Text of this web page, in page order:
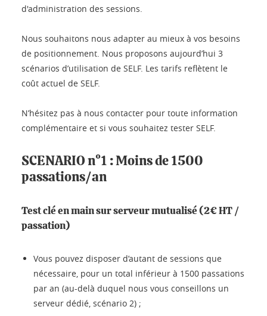
d'administration des sessions.
Nous souhaitons nous adapter au mieux à vos besoins
de positionnement. Nous proposons aujourd’hui 3
scénarios d’utilisation de SELF. Les tarifs reflètent le
coût actuel de SELF.
N’hésitez pas à nous contacter pour toute information
complémentaire et si vous souhaitez tester SELF.
SCENARIO n°1 : Moins de 1500
passations/an
Test clé en main sur serveur mutualisé (2€ HT /
passation)
Vous pouvez disposer d’autant de sessions que
nécessaire, pour un total inférieur à 1500 passations
par an (au-delà duquel nous vous conseillons un
serveur dédié, scénario 2) ;